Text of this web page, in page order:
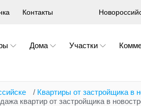
Контакты
Дома Участки
/ Квартиры от застройщика в
квартир от застройщика в